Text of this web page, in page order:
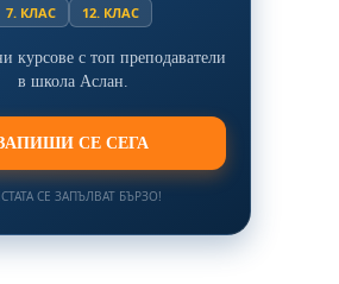
7. КЛАС 12. КЛАС
курсове с топ преподаватели
в школа Аслан.
СЕ СЕГА
СЕ ЗАПЪЛВАТ БЪРЗО!